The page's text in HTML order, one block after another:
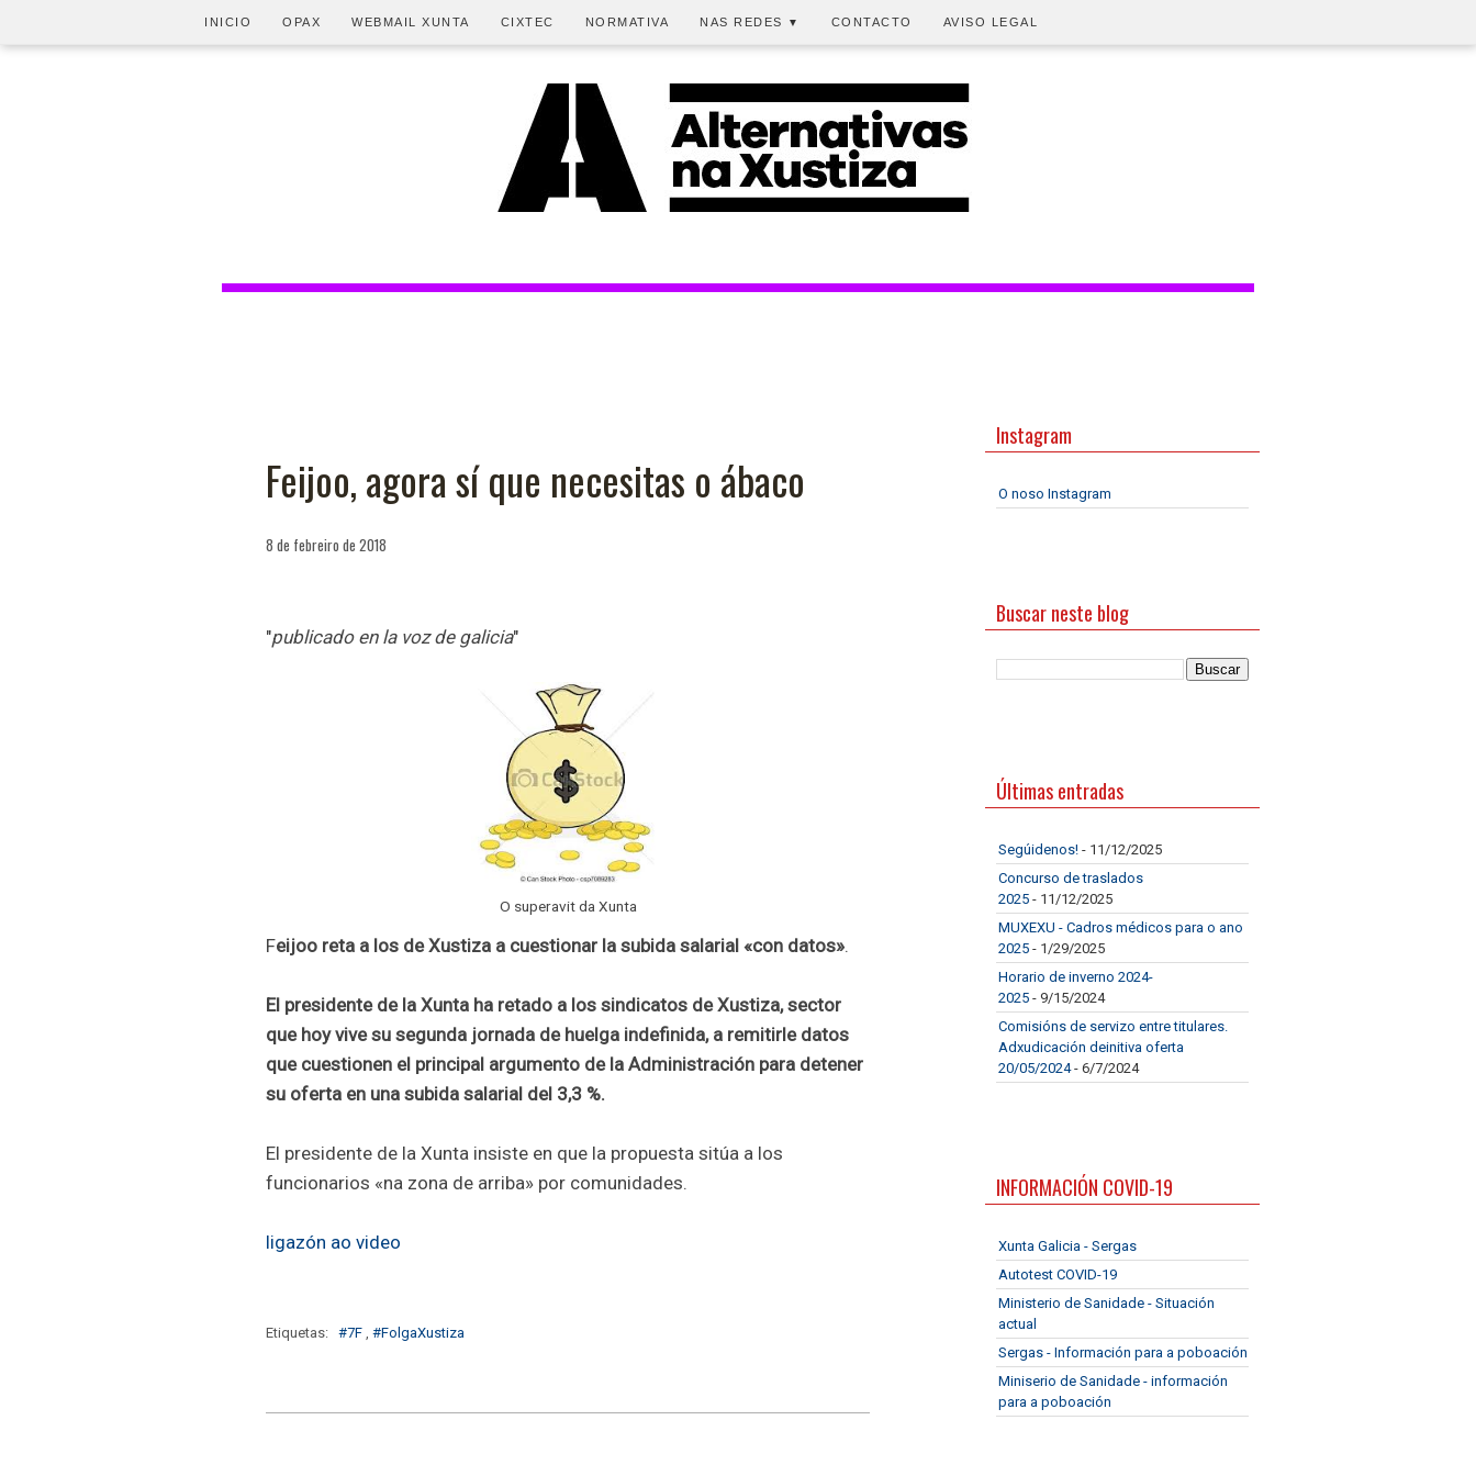
INICIO OPAX WEBMAIL XUNTA CIXTEC NORMATIVA NAS REDES ▼ CONTACTO AVISO LEGAL
Feijoo, agora sí que necesitas o ábaco
8 de febreiro de 2018
"publicado en la voz de galicia"
O superavit da Xunta
Feijoo reta a los de Xustiza a cuestionar la subida salarial «con datos».
El presidente de la Xunta ha retado a los sindicatos de Xustiza, sector
que hoy vive su segunda jornada de huelga indefinida, a remitirle datos
que cuestionen el principal argumento de la Administración para detener
su oferta en una subida salarial del 3,3 %.
El presidente de la Xunta insiste en que la propuesta sitúa a los
funcionarios «na zona de arriba» por comunidades.
ligazón ao video
Etiquetas: #7F #FolgaXustiza
Instagram
O noso Instagram
Buscar neste blog
Últimas entradas
Segúidenos! - 11/12/2025
Concurso de traslados
2025 - 11/12/2025
MUXEXU - Cadros médicos para o ano
2025 - 1/29/2025
Horario de inverno 2024-
2025 - 9/15/2024
Comisións de servizo entre titulares.
Adxudicación deinitiva oferta
20/05/2024- 6/7/2024
INFORMACIÓN COVID-19
Xunta Galicia - Sergas
Autotest COVID-19
Ministerio de Sanidade - Situación
actual
Sergas - Información para a poboación
Miniserio de Sanidade - información
para a poboación